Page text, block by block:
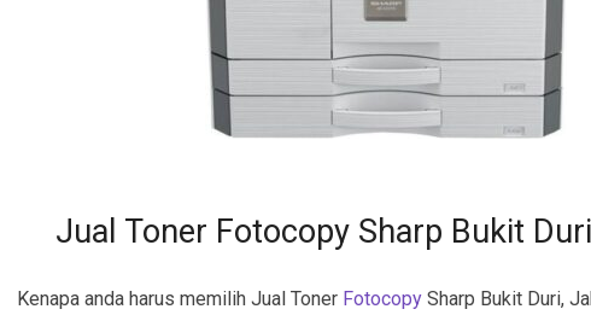
Jual Toner Fotocopy Sharp Bukit
Kenapa anda harus memilih Jual Toner Fotocopy Sharp Bukit Duri,